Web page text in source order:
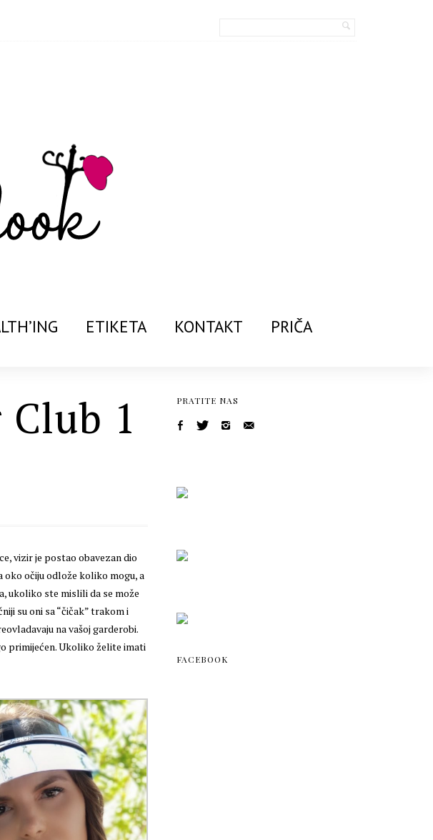
ETIKETA KONTAKT PRIČA
Club 1
vizir je postao obavezan dio
oko očiju odlože koliko mogu, a
ukoliko ste mislili da se može
su oni sa “čičak” trakom i
na vašoj garderobi.
primijećen. Ukoliko želite imati
PRATITE NAS
FACEBOOK